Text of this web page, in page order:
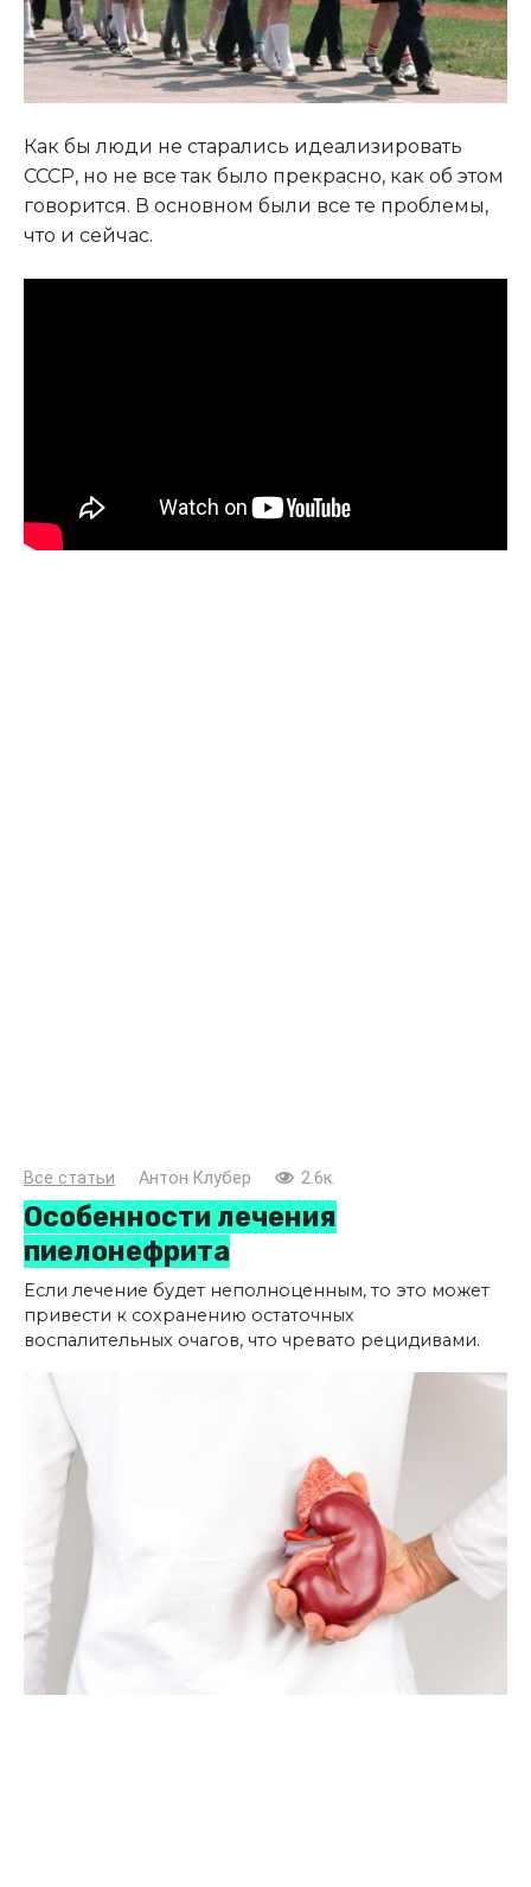
Как бы люди не старались идеализировать
СССР, но не все так было прекрасно, как об этом
говорится. В основном были все те проблемы,
что и сейчас.
Все статьи Антон Клубер 2.6к.
Особенности лечения
пиелонефрита
Если лечение будет неполноценным, то это может
привести к сохранению остаточных
воспалительных очагов, что чревато рецидивами.